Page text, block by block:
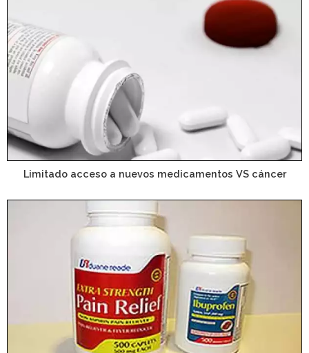
Limitado acceso a nuevos medicamentos VS cáncer